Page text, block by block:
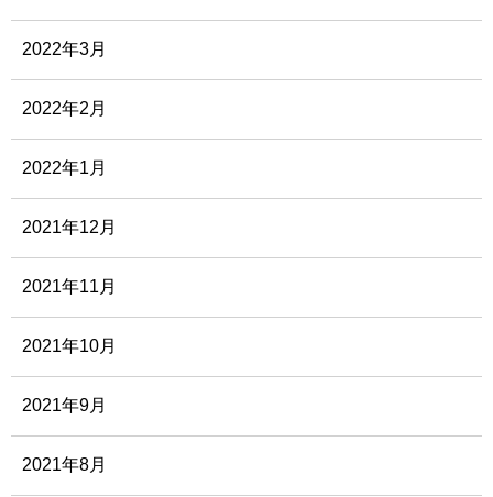
2022年3月
2022年2月
2022年1月
2021年12月
2021年11月
2021年10月
2021年9月
2021年8月